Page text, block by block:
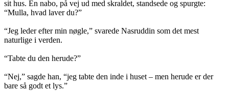
sit hus. En nabo, på vej ud med skraldet, standsede og spurgte:
“Mulla, hvad laver du?”
“Jeg leder efter min nøgle,” svarede Nasruddin som det mest
naturlige i verden.
“Tabte du den herude?”
“Nej,” sagde han, “jeg tabte den inde i huset – men herude er der
bare så godt et lys.”